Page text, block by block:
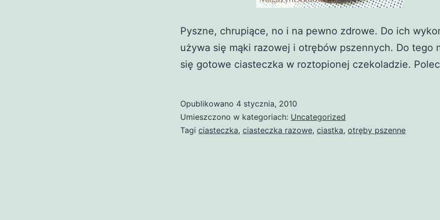
Pyszne, chrupiące, no i na pewno zdrowe. Do ich
używa się mąki razowej i otrębów pszennych. Do tego
się gotowe ciasteczka w roztopionej czekoladzie.
Opublikowano 4 stycznia, 2010
Umieszczono w kategoriach: Uncategorized
Tagi ciasteczka, ciasteczka razowe, ciastka, otręby pszenne